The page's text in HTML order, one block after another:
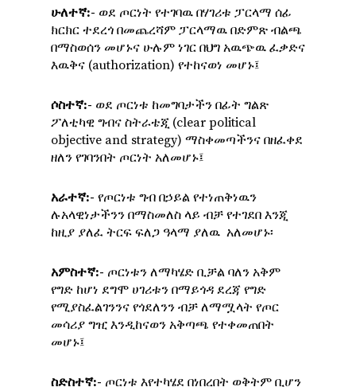
ሁለተኛ:- ወደ ጦርነት የተገባዉ በሃገሪቱ ፓርላማ ሰፊ
ክርክር ተደረጎ በመጨረሻም ፓርላማዉ በድምጽ ብልጫ
በማስወሰን መሆኑና ሁሉም ነገር በህግ አዉጭዉ ፈቃድና
እዉቅና (authorization) የተከናወነ መሆኑ፤
ሶስተኛ:- ወደ ጦርነቱ ከመግባታችን በፊት ግልጽ
ፖለቲካዊ ግብና ስትራቴጂ (clear political
objective and strategy) ማስቀመጣችንና በዘፈቀደ
ዘለን የገባንበት ጦርነት አለመሆኑ፤
አራተኛ:- የጦርነቱ ግብ በኃይል የተነጠቅነዉን
ሉአላዊነታችንን በማስመለስ ላይ ብቻ የተገደበ እንጂ
ከዚያ ያለፈ ትርፍ ፍለጋ ዓላማ ያለዉ አለመሆኑ፡
አምስተኛ:- ጦርነቱን ለማካሄድ ቢቻል ባለን አቅም
የግድ ከሆነ ደግሞ ሀገሪቱን በማይጎዳ ደረጃ የግድ
የሚያስፈልገንንና የጎደለንን ብቻ ለማሟላት የጦር
መሳሪያ ግዢ እንዲከናወን አቅጣጫ የተቀመጠበት
መሆኑ፤
ስድስተኛ:- ጦርነቱ እየተካሄደ በነበረበት ወቅትም ቢሆን